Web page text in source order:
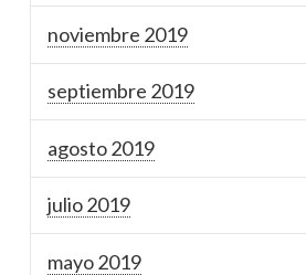
noviembre 2019
septiembre 2019
agosto 2019
julio 2019
mayo 2019